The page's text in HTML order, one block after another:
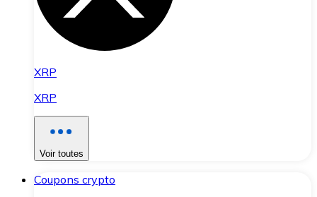
XRP
XRP
Voir toutes
Coupons crypto